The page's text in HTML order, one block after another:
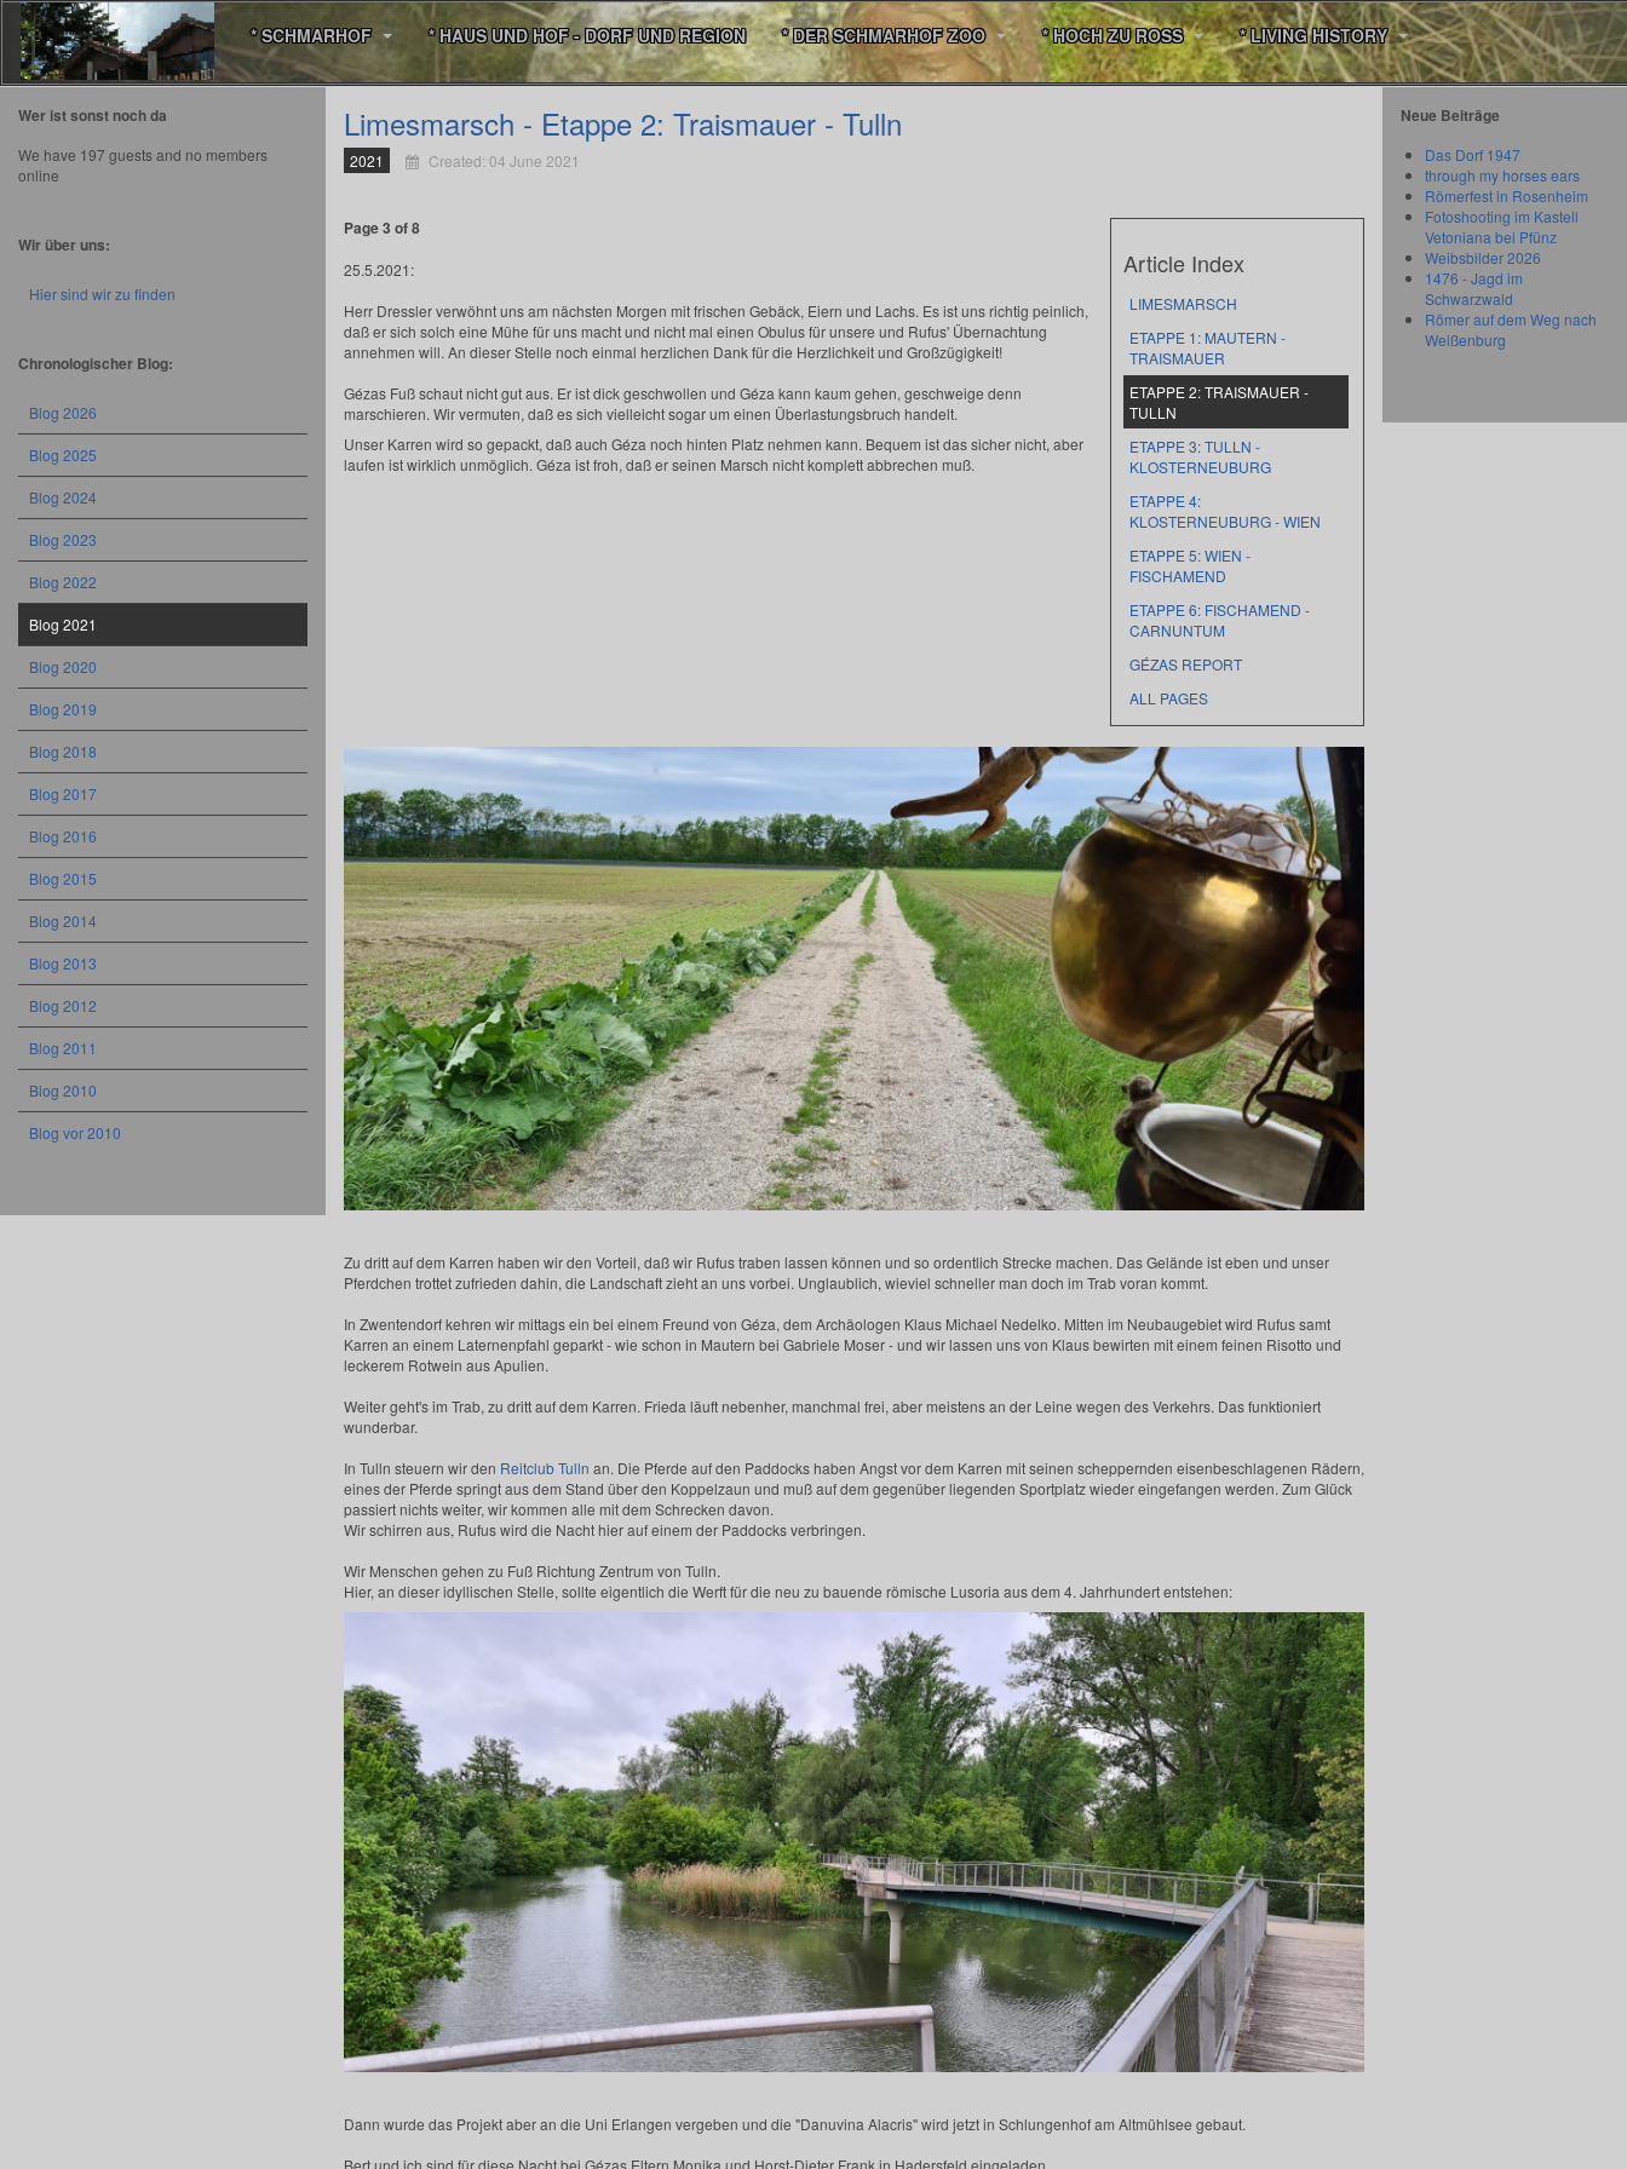
* SCHMARHOF * HAUS UND HOF - DORF UND REGION * DER SCHMARHOF ZOO * HOCH ZU ROSS * LIVING HISTORY
Limesmarsch - Etappe 2: Traismauer - Tulln
2021 Created: 04 June 2021
Article Index
LIMESMARSCH
ETAPPE 1: MAUTERN -
TRAISMAUER
ETAPPE 2: TRAISMAUER -
TULLN
ETAPPE 3: TULLN -
KLOSTERNEUBURG
ETAPPE 4:
KLOSTERNEUBURG - WIEN
ETAPPE 5: WIEN -
FISCHAMEND
ETAPPE 6: FISCHAMEND -
CARNUNTUM
GÉZAS REPORT
ALL PAGES
Page 3 of 8
25.5.2021:
Herr Dressler verwöhnt uns am nächsten Morgen mit frischen Gebäck, Eiern und Lachs. Es ist uns richtig peinlich,
daß er sich solch eine Mühe für uns macht und nicht mal einen Obulus für unsere und Rufus' Übernachtung
annehmen will. An dieser Stelle noch einmal herzlichen Dank für die Herzlichkeit und Großzügigkeit!
Gézas Fuß schaut nicht gut aus. Er ist dick geschwollen und Géza kann kaum gehen, geschweige denn
marschieren. Wir vermuten, daß es sich vielleicht sogar um einen Überlastungsbruch handelt.
Unser Karren wird so gepackt, daß auch Géza noch hinten Platz nehmen kann. Bequem ist das sicher nicht, aber
laufen ist wirklich unmöglich. Géza ist froh, daß er seinen Marsch nicht komplett abbrechen muß.
Zu dritt auf dem Karren haben wir den Vorteil, daß wir Rufus traben lassen können und so ordentlich Strecke machen. Das Gelände ist eben und unser
Pferdchen trottet zufrieden dahin, die Landschaft zieht an uns vorbei. Unglaublich, wieviel schneller man doch im Trab voran kommt.
In Zwentendorf kehren wir mittags ein bei einem Freund von Géza, dem Archäologen Klaus Michael Nedelko. Mitten im Neubaugebiet wird Rufus samt
Karren an einem Laternenpfahl geparkt - wie schon in Mautern bei Gabriele Moser - und wir lassen uns von Klaus bewirten mit einem feinen Risotto und
leckerem Rotwein aus Apulien.
Weiter geht's im Trab, zu dritt auf dem Karren. Frieda läuft nebenher, manchmal frei, aber meistens an der Leine wegen des Verkehrs. Das funktioniert
wunderbar.
In Tulln steuern wir den Reitclub Tulln an. Die Pferde auf den Paddocks haben Angst vor dem Karren mit seinen scheppernden eisenbeschlagenen Rädern,
eines der Pferde springt aus dem Stand über den Koppelzaun und muß auf dem gegenüber liegenden Sportplatz wieder eingefangen werden. Zum Glück
passiert nichts weiter, wir kommen alle mit dem Schrecken davon.
Wir schirren aus, Rufus wird die Nacht hier auf einem der Paddocks verbringen.
Wir Menschen gehen zu Fuß Richtung Zentrum von Tulln.
Hier, an dieser idyllischen Stelle, sollte eigentlich die Werft für die neu zu bauende römische Lusoria aus dem 4. Jahrhundert entstehen:
Dann wurde das Projekt aber an die Uni Erlangen vergeben und die "Danuvina Alacris" wird jetzt in Schlungenhof am Altmühlsee gebaut.
Wer ist sonst noch da
We have 197 guests and no members
online
Wir über uns:
Hier sind wir zu finden
Chronologischer Blog:
Blog 2026
Blog 2025
Blog 2024
Blog 2023
Blog 2022
Blog 2021
Blog 2020
Blog 2019
Blog 2018
Blog 2017
Blog 2016
Blog 2015
Blog 2014
Blog 2013
Blog 2012
Blog 2011
Blog 2010
Blog vor 2010
Neue Beiträge
Das Dorf 1947
through my horses ears
Römerfest in Rosenheim
Fotoshooting im Kastell
Vetoniana bei Pfünz
Weibsbilder 2026
1476 - Jagd im
Schwarzwald
Römer auf dem Weg nach
Weißenburg